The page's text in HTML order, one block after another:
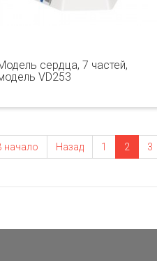
сердца, 7 частей,
VD253
начало Назад 1 2 3